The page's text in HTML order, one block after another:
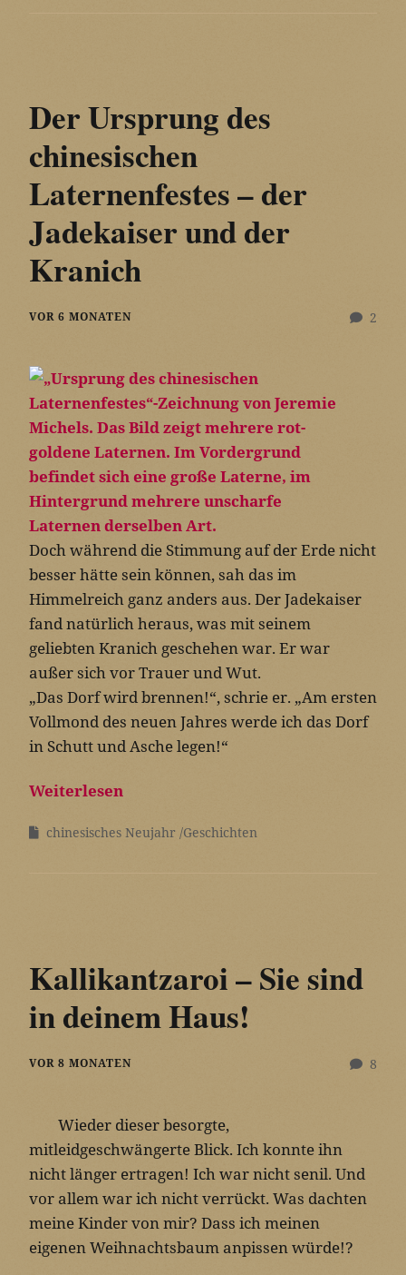
Der Ursprung des
chinesischen
Laternenfestes – der
Jadekaiser und der
Kranich
2
VOR 6 MONATEN
Doch während die Stimmung auf der Erde nicht
besser hätte sein können, sah das im
Himmelreich ganz anders aus. Der Jadekaiser
fand natürlich heraus, was mit seinem
geliebten Kranich geschehen war. Er war
außer sich vor Trauer und Wut.
„Das Dorf wird brennen!“, schrie er. „Am ersten
Vollmond des neuen Jahres werde ich das Dorf
in Schutt und Asche legen!“
Weiterlesen
chinesisches Neujahr Geschichten
Kallikantzaroi – Sie sind
in deinem Haus!
8
VOR 8 MONATEN
Wieder dieser besorgte,
mitleidgeschwängerte Blick. Ich konnte ihn
nicht länger ertragen! Ich war nicht senil. Und
vor allem war ich nicht verrückt. Was dachten
meine Kinder von mir? Dass ich meinen
eigenen Weihnachtsbaum anpissen würde!?